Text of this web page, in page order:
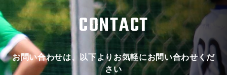
CONTACT
お問い合わせは、以下よりお気軽にお問い合わせくだ
さい